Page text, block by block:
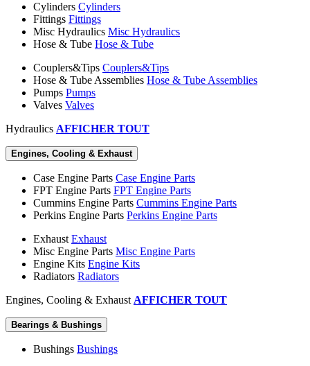
Cylinders Cylinders
Fittings Fittings
Misc Hydraulics Misc Hydraulics
Hose & Tube Hose & Tube
Couplers&Tips Couplers&Tips
Hose & Tube Assemblies Hose & Tube Assemblies
Pumps Pumps
Valves Valves
Hydraulics AFFICHER TOUT
Engines, Cooling & Exhaust
Case Engine Parts Case Engine Parts
FPT Engine Parts FPT Engine Parts
Cummins Engine Parts Cummins Engine Parts
Perkins Engine Parts Perkins Engine Parts
Exhaust Exhaust
Misc Engine Parts Misc Engine Parts
Engine Kits Engine Kits
Radiators Radiators
Engines, Cooling & Exhaust AFFICHER TOUT
Bearings & Bushings
Bushings Bushings